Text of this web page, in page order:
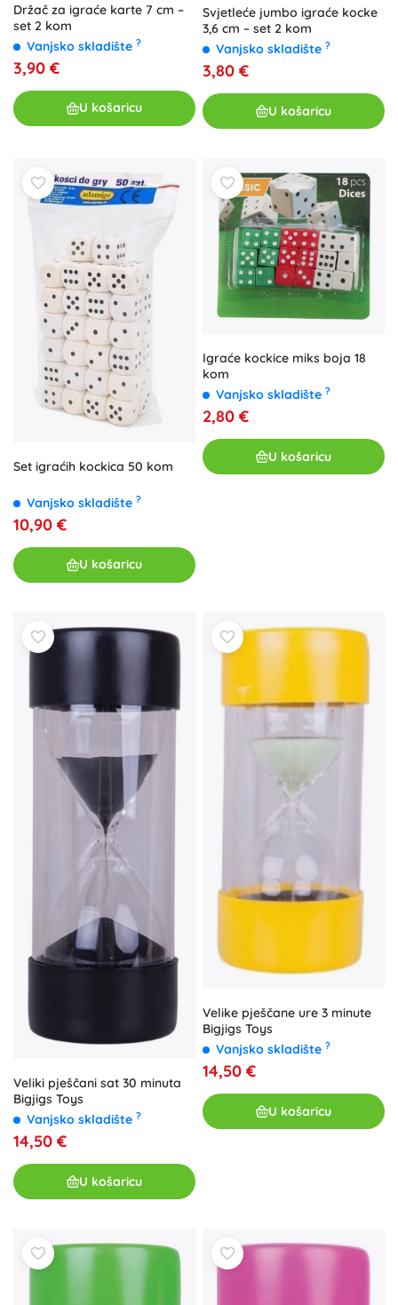
Držač za igraće karte 7 cm –
set 2 kom
Vanjsko skladište ?
3,90 €
U košaricu
Svjetleće jumbo igraće kocke
3,6 cm – set 2 kom
Vanjsko skladište ?
3,80 €
U košaricu
Set igraćih kockica 50 kom
Vanjsko skladište ?
10,90 €
U košaricu
Igraće kockice miks boja 18
kom
Vanjsko skladište ?
2,80 €
U košaricu
Veliki pješčani sat 30 minuta
Bigjigs Toys
Vanjsko skladište ?
14,50 €
U košaricu
Velike pješčane ure 3 minute
Bigjigs Toys
Vanjsko skladište ?
14,50 €
U košaricu